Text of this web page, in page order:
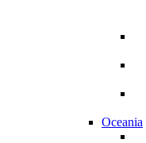
Oceania